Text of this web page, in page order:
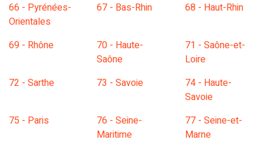
66 - Pyrénées-
Orientales
67 - Bas-Rhin 68 - Haut-Rhin
69 - Rhône
70 - Haute-
Saône
71 - Saône-et-
Loire
72 - Sarthe
73 - Savoie
74 - Haute-
Savoie
75 - Paris
76 - Seine-
Maritime
77 - Seine-et-
Marne